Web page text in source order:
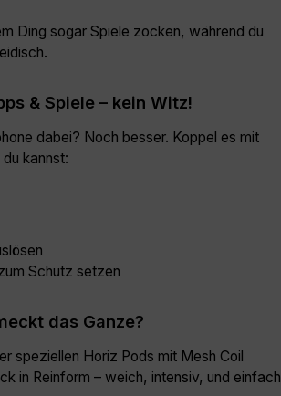
Ding sogar Spiele zocken, während du
& Spiele – kein Witz!
dabei? Noch besser. Koppel es mit
kannst:
Schutz setzen
das Ganze?
speziellen Horiz Pods mit Mesh Coil
in Reinform – weich, intensiv, und einfach